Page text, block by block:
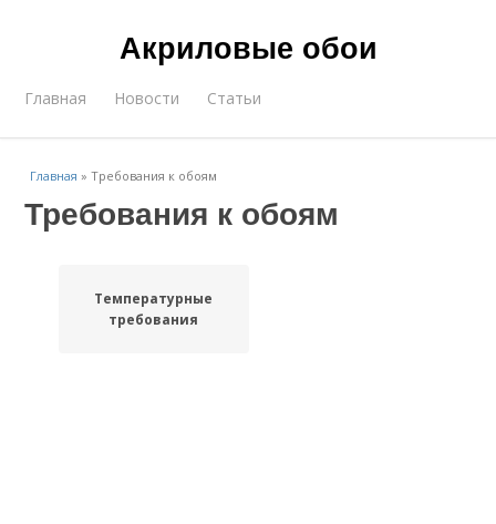
Акриловые обои
Главная Новости Статьи
Главная »Требования к обоям
Требования к обоям
Температурные
требования